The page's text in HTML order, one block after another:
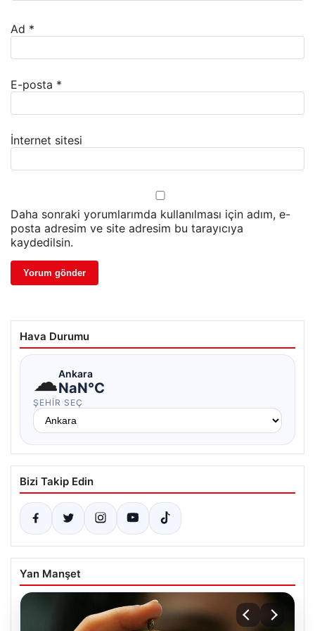
Ad *
E-posta *
İnternet sitesi
Daha sonraki yorumlarımda kullanılması için adım, e-
posta adresim ve site adresim bu tarayıcıya
kaydedilsin.
Hava Durumu
☁Ankara
NaN°C
ŞEHIR SEÇ
Bizi Takip Edin
Yan Manşet